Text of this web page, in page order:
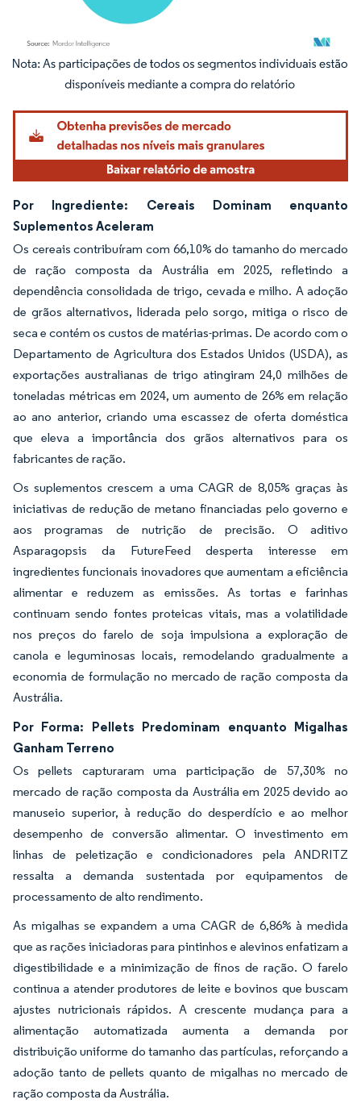
Imagem © Mordor Intelligence. O reuso requer atribuição conforme CC BY 4.0.
Por Ingrediente: Cereais Dominam enquanto
Suplementos Aceleram
Os cereais contribuíram com 66,10% do tamanho do mercado
de ração composta da Austrália em 2025, refletindo a
dependência consolidada de trigo, cevada e milho. A adoção
de grãos alternativos, liderada pelo sorgo, mitiga o risco de
seca e contém os custos de matérias-primas. De acordo com o
Departamento de Agricultura dos Estados Unidos (USDA), as
exportações australianas de trigo atingiram 24,0 milhões de
toneladas métricas em 2024, um aumento de 26% em relação
ao ano anterior, criando uma escassez de oferta doméstica
que eleva a importância dos grãos alternativos para os
fabricantes de ração.
Os suplementos crescem a uma CAGR de 8,05% graças às
iniciativas de redução de metano financiadas pelo governo e
aos programas de nutrição de precisão. O aditivo
Asparagopsis da FutureFeed desperta interesse em
ingredientes funcionais inovadores que aumentam a eficiência
alimentar e reduzem as emissões. As tortas e farinhas
continuam sendo fontes proteicas vitais, mas a volatilidade
nos preços do farelo de soja impulsiona a exploração de
canola e leguminosas locais, remodelando gradualmente a
economia de formulação no mercado de ração composta da
Austrália.
Por Forma: Pellets Predominam enquanto Migalhas
Ganham Terreno
Os pellets capturaram uma participação de 57,30% no
mercado de ração composta da Austrália em 2025 devido ao
manuseio superior, à redução do desperdício e ao melhor
desempenho de conversão alimentar. O investimento em
linhas de peletização e condicionadores pela ANDRITZ
ressalta a demanda sustentada por equipamentos de
processamento de alto rendimento.
As migalhas se expandem a uma CAGR de 6,86% à medida
que as rações iniciadoras para pintinhos e alevinos enfatizam a
digestibilidade e a minimização de finos de ração. O farelo
continua a atender produtores de leite e bovinos que buscam
ajustes nutricionais rápidos. A crescente mudança para a
alimentação automatizada aumenta a demanda por
distribuição uniforme do tamanho das partículas, reforçando a
adoção tanto de pellets quanto de migalhas no mercado de
ração composta da Austrália.